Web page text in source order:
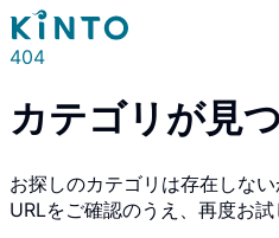
404
カテゴリが見
お探しのカテゴリは存在しな
URLをご確認のうえ、再度お試